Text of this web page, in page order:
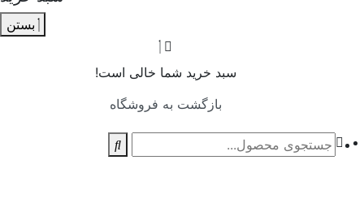
سبد خرید شما خالی است!
بازگشت به فروشگاه